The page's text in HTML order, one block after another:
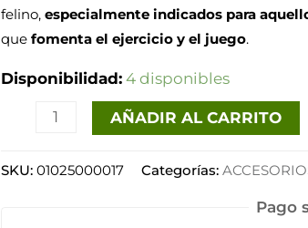
felino, especialmente indicados para
que fomenta el ejercicio y el juego.
Disponibilidad: 4 disponibles
AÑADIR AL CARRITO
SKU: 01025000017 Categorías:
Pago